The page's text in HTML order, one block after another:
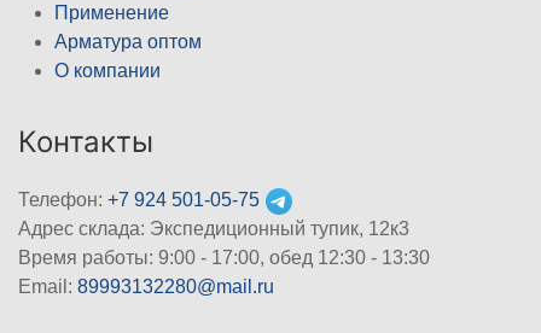
Применение
Арматура оптом
О компании
Контакты
Телефон: +7 924 501-05-75
Адрес склада: Экспедиционный тупик, 12к3
Время работы: 9:00 - 17:00, обед 12:30 - 13:30
Email: 89993132280@mail.ru